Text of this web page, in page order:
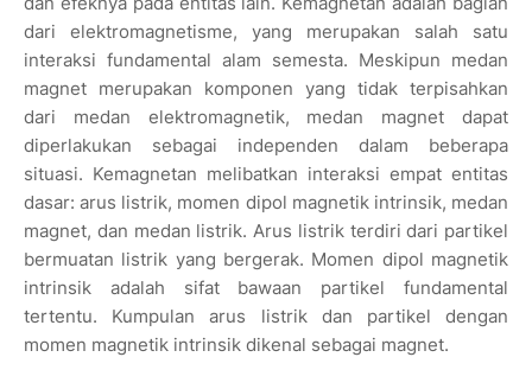
dari elektromagnetisme, yang merupakan salah satu
interaksi fundamental alam semesta. Meskipun medan
magnet merupakan komponen yang tidak terpisahkan
dari medan elektromagnetik, medan magnet dapat
diperlakukan sebagai independen dalam beberapa
situasi. Kemagnetan melibatkan interaksi empat entitas
dasar: arus listrik, momen dipol magnetik intrinsik, medan
magnet, dan medan listrik. Arus listrik terdiri dari partikel
bermuatan listrik yang bergerak. Momen dipol magnetik
intrinsik adalah sifat bawaan partikel fundamental
tertentu. Kumpulan arus listrik dan partikel dengan
momen magnetik intrinsik dikenal sebagai magnet.